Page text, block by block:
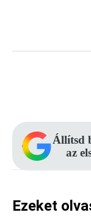
Állítsd
az
Ezeket